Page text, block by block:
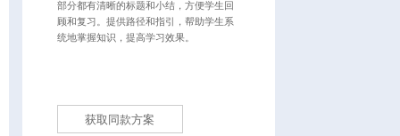
部分都有清晰的标题和小结，方便学生回
顾和复习。提供路径和指引，帮助学生系
统地掌握知识，提高学习效果。
获取同款方案